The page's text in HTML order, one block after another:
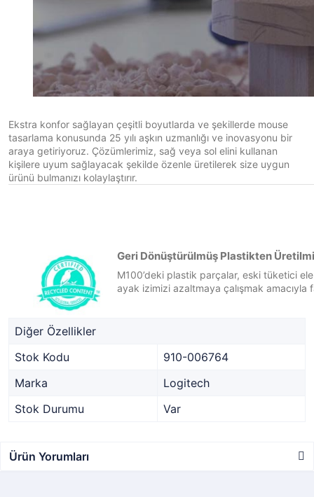
Ekstra konfor sağlayan çeşitli boyutlarda ve şekillerde mouse
tasarlama konusunda 25 yılı aşkın uzmanlığı ve inovasyonu bir
araya getiriyoruz. Çözümlerimiz, sağ veya sol elini kullanan
kişilere uyum sağlayacak şekilde özenle üretilerek size uygun
ürünü bulmanızı kolaylaştırır.
Geri Dönüştürülmüş Plastikten
M100’deki plastik parçalar, eski tüketici
ayak izimizi azaltmaya çalışmak
Diğer Özellikler
Stok Kodu
910-006764
Marka
Logitech
Stok Durumu
Var
Ürün Yorumları